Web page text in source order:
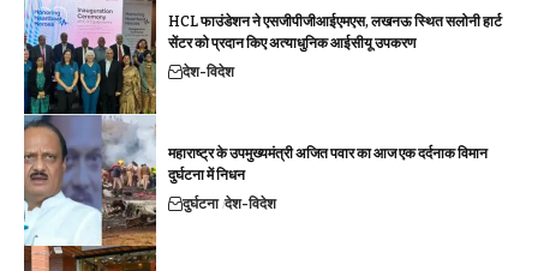
HCL फाउंडेशन ने एसजीपीजीआईएमएस, लखनऊ स्थित सलोनी हार्ट
सेंटर को प्रदान किए अत्याधुनिक आईसीयू उपकरण
देश-विदेश
महाराष्ट्र के उपमुख्यमंत्री अजित पवार का आज एक दर्दनाक विमान
दुर्घटना में निधन
दुर्घटना देश-विदेश